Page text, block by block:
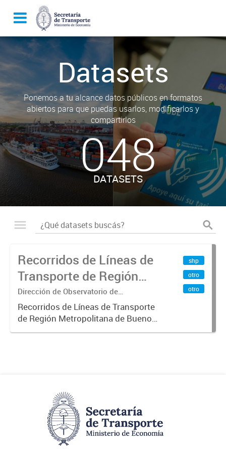
Datasets
Ponemos a tu alcance datos públicos en formatos
abiertos para que puedas usarlos, modificarlos y
compartirlos
048
DATASETS
Recorridos de Líneas de
Transporte de Región
Metropolitana de
Buenos Aires (RMBA)
Dirección de Observatorio de
Transporte, Estudio y Sistemas
Recorridos de Líneas de Transporte
de Región Metropolitana de Buenos
Aires (RMBA).-
shp
otro
otro